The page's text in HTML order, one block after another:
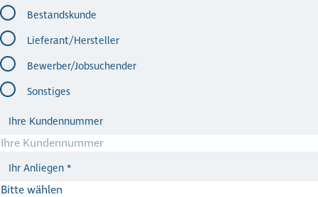
Bestandskunde
Lieferant/Hersteller
Bewerber/Jobsuchender
Sonstiges
Ihre Kundennummer
Ihr Anliegen*